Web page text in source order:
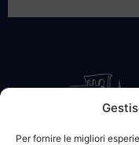
Per fornire le migliori